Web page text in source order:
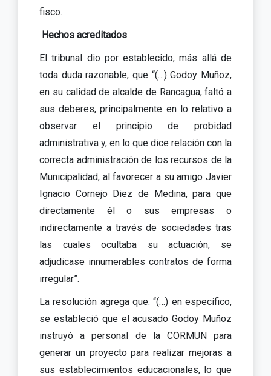
fisco.
Hechos acreditados
El tribunal dio por establecido, más allá de
toda duda razonable, que “(…) Godoy Muñoz,
en su calidad de alcalde de Rancagua, faltó a
sus deberes, principalmente en lo relativo a
observar el principio de probidad
administrativa y, en lo que dice relación con la
correcta administración de los recursos de la
Municipalidad, al favorecer a su amigo Javier
Ignacio Cornejo Diez de Medina, para que
directamente él o sus empresas o
indirectamente a través de sociedades tras
las cuales ocultaba su actuación, se
adjudicase innumerables contratos de forma
irregular”.
La resolución agrega que: “(…) en específico,
se estableció que el acusado Godoy Muñoz
instruyó a personal de la CORMUN para
generar un proyecto para realizar mejoras a
sus establecimientos educacionales, lo que